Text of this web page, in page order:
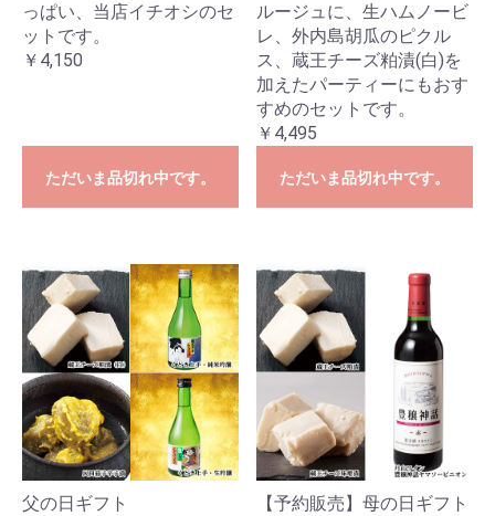
っぱい、当店イチオシのセ
ットです。
￥4,150
ただいま品切れ中です。
ルージュに、生ハムノービ
レ、外内島胡瓜のピクル
ス、蔵王チーズ粕漬(白)を
加えたパーティーにもおす
すめのセットです。
￥4,495
ただいま品切れ中です。
父の日ギフト 【予約販売】母の日ギフト